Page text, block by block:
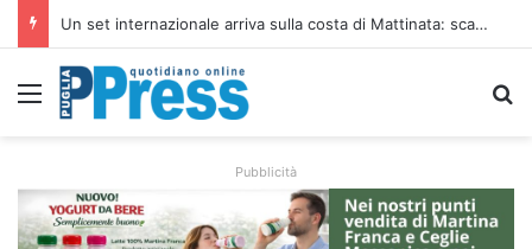
Ombrelloni lasciati sulle spiagge libere, controlli a Vieste e Peschici: liberati oltre 5mila metri quadrati
Menu
Pubblicità